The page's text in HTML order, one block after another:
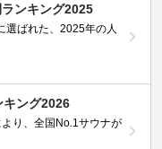
ンキング2025
選ばれた、2025年の人
キング2026
り、全国No.1サウナが